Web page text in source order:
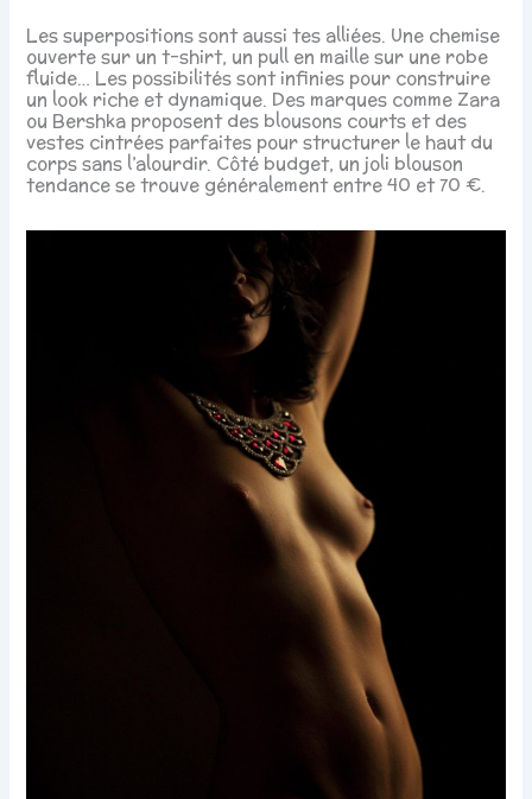
Les superpositions sont aussi tes alliées. Une chemise
ouverte sur un t-shirt, un pull en maille sur une robe
fluide… Les possibilités sont infinies pour construire
un look riche et dynamique. Des marques comme Zara
ou Bershka proposent des blousons courts et des
vestes cintrées parfaites pour structurer le haut du
corps sans l’alourdir. Côté budget, un joli blouson
tendance se trouve généralement entre 40 et 70 €.